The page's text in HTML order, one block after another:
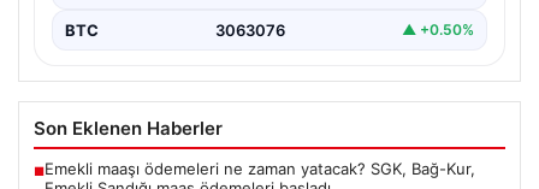
BTC 3063076 ▲ +0.50%
Son Eklenen Haberler
■Emekli maaşı ödemeleri ne zaman yatacak? SGK, Bağ-Kur,